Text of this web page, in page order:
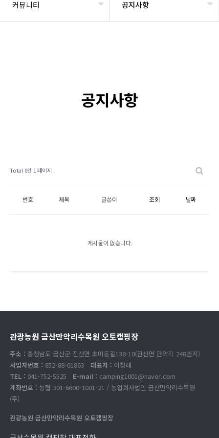
커뮤니티 공지사항
공지사항
Total 0건 1 페이지
번호 제목 글쓴이 조회 날짜
게시물이 없습니다.
관광농원 금산만악리수목원 오토캠핑장
주소 : 충청남도 금산군 진산면 초미동길138-10(진산면 만악리 248번지)
사업자번호 : 852-88-01863 대표자 : 이창래
TEL : 041-752-5525 E-mail : camping1001@naver.com
계좌번호 : 농협 301-6600-1001-21 / 농업회사법인 금산만악리수목원
(주)
관광농원 금산만악리수목원 오토캠핑장